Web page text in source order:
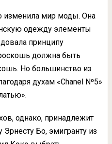
изменила мир моды. Она
одежду элементы
принципу
должна быть
Но большинство из
духам «Chanel Nº5»
однако, принадлежит
Бо, эмигранту из